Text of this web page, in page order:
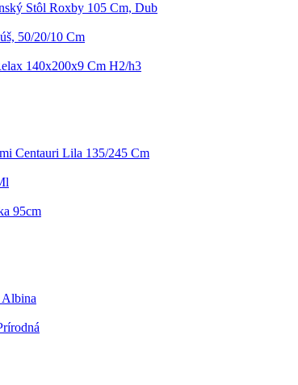
Stôl Roxby 105 Cm, Dub
50/20/10 Cm
140x200x9 Cm H2/h3
Centauri Lila 135/245 Cm
95cm
Albina